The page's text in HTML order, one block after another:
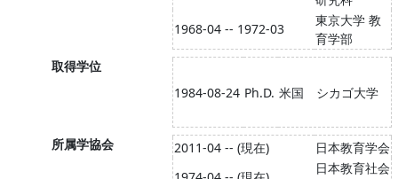
1968-04 -- 1972-03
東京大学 教
育学部
取得学位
1984-08-24 Ph.D. 米国 シカゴ大学
所属学協会 2011-04 -- (現在)
日本教育学会
日本教育社会